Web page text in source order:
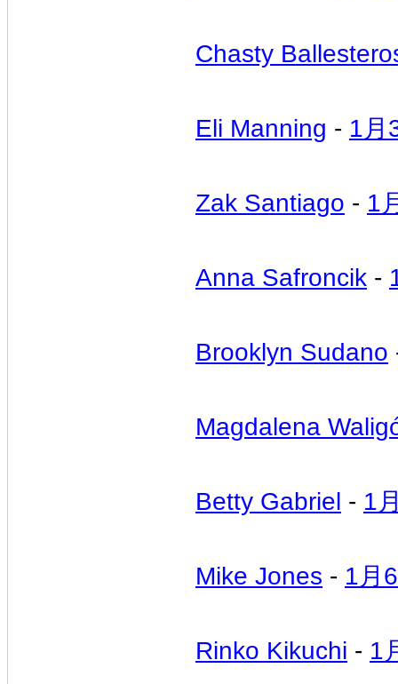
Chasty
Eli Manning - 1月
Zak Santiago - 1
Anna Safroncik -
Brooklyn Sudano
Magdalena
Betty Gabriel - 1
Mike Jones - 1月
Rinko Kikuchi - 1